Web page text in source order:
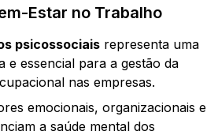
Estar no Trabalho
psicossociais representa uma
e essencial para a gestão da
nas empresas.
emocionais, organizacionais e
a saúde mental dos